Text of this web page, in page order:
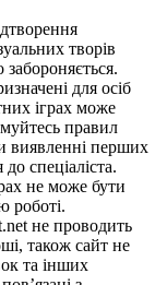
творів
для осіб
іграх може
правил
виявленні перших
спеціаліста.
не може бути
роботі.
не проводить
також сайт не
та інших